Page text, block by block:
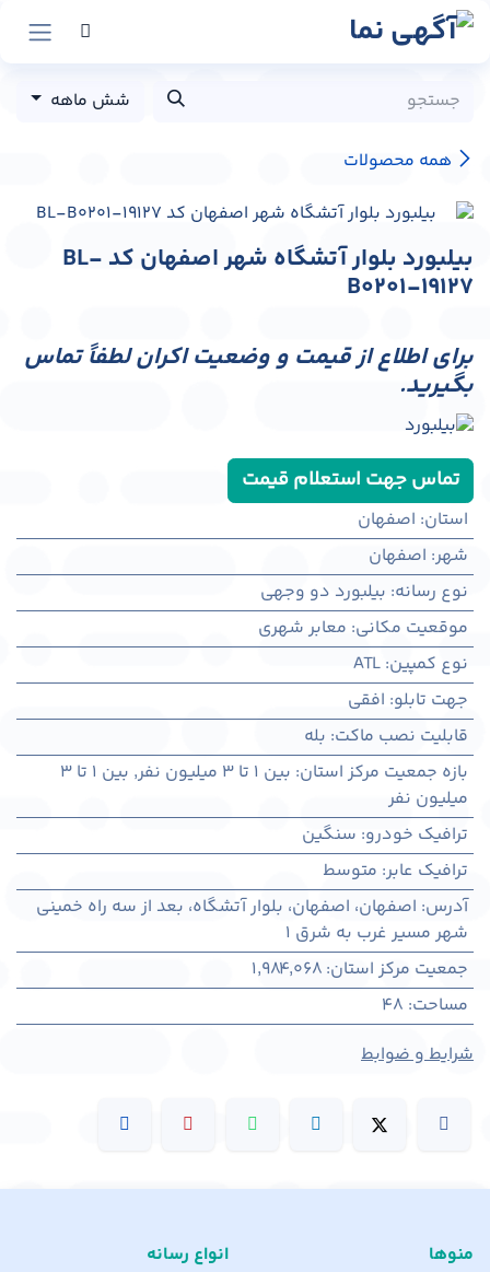
پرش به محتوا
همه محصولات
شش ماهه
بیلبورد بلوار آتشگاه شهر اصفهان کد BL-
B0201-19127
برای اطلاع از قیمت و وضعیت اکران لطفاً تماس
بگیرید.
تماس جهت استعلام قیمت
استان: اصفهان
شهر: اصفهان
نوع رسانه: بیلبورد دو وجهی
موقعیت مکانی: معابر شهری
نوع کمپین:
ATL
جهت تابلو: افقی
قابلیت نصب ماکت: بله
بازه جمعیت مرکز استان: بین ۱ تا ۳ میلیون نفر ,
بین ۱ تا ۳
میلیون نفر
ترافیک خودرو: سنگین
ترافیک عابر: متوسط
آدرس: اصفهان، اصفهان، بلوار آتشگاه، بعد از سه راه خمینی
شهر مسیر غرب به شرق 1
جمعیت مرکز استان:
1,984,068
مساحت:
48
شرایط و ضوابط
منوها انواع رسانه